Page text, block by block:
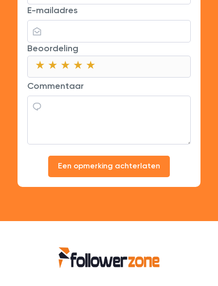
E-mailadres
Beoordeling
★
★ ★
★ ★ ★
★ ★ ★ ★
★ ★ ★ ★ ★
Commentaar
Een opmerking achterlaten